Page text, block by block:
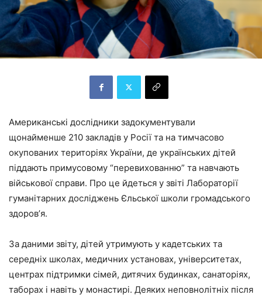
Американські дослідники задокументували
щонайменше 210 закладів у Росії та на тимчасово
окупованих територіях України, де українських дітей
піддають примусовому “перевихованню” та навчають
військової справи. Про це йдеться у звіті Лабораторії
гуманітарних досліджень Єльської школи громадського
здоровʼя.
За даними звіту, дітей утримують у кадетських та
середніх школах, медичних установах, університетах,
центрах підтримки сімей, дитячих будинках, санаторіях,
таборах і навіть у монастирі. Деяких неповнолітніх після